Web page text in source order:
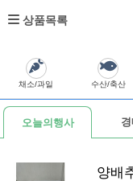
상품목록
채소/과일 수산/축산
오늘의행사
양배